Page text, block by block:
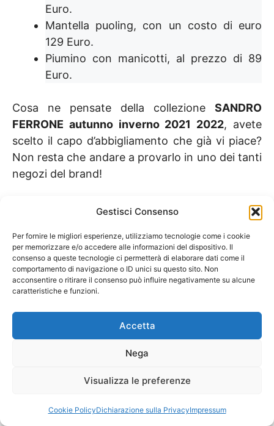
Gestisci Consenso
Per fornire le migliori esperienze, utilizziamo tecnologie come i cookie
per memorizzare e/o accedere alle informazioni del dispositivo. Il
consenso a queste tecnologie ci permetterà di elaborare dati come il
comportamento di navigazione o ID unici su questo sito. Non
acconsentire o ritirare il consenso può influire negativamente su alcune
caratteristiche e funzioni.
Accetta
Nega
Visualizza le preferenze
Cookie PolicyDichiarazione sulla PrivacyImpressum
Euro.
Mantella puoling, con un costo di euro
129 Euro.
Piumino con manicotti, al prezzo di 89
Euro.
Cosa ne pensate della collezione SANDRO
FERRONE autunno inverno 2021 2022, avete
scelto il capo d’abbigliamento che già vi piace?
Non resta che andare a provarlo in uno dei tanti
negozi del brand!
Continua a curiosare tra le nostre selezioni di
Vai al nostro Shopping
link di affiliazione. Se acquisti tramite questi
link, Purse & Co può ricevere una piccola
commissione, senza costi aggiuntivi per te.